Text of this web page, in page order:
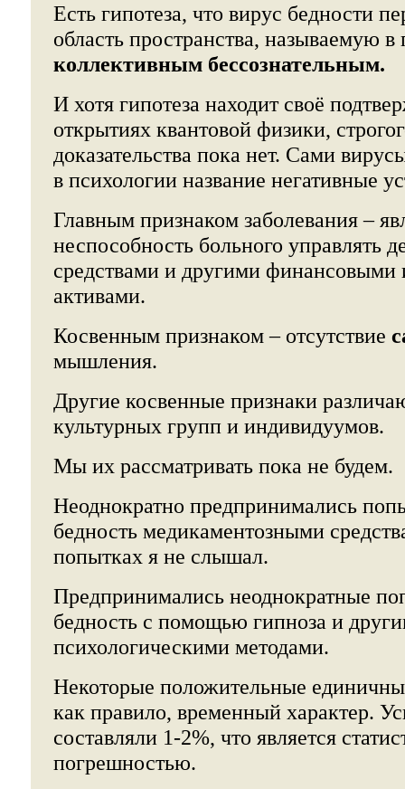
Есть гипотеза, что вирус бедности
область пространства, называемую в
коллективным бессознательным.
И хотя гипотеза находит своё
открытиях квантовой физики,
доказательства пока нет. Сами
в психологии название негативные
Главным признаком заболевания –
неспособность больного управлять
средствами и другими финансовыми
активами.
Косвенным признаком – отсутствие
мышления.
Другие косвенные признаки
культурных групп и индивидуумов.
Мы их рассматривать пока не будем.
Неоднократно предпринимались
бедность медикаментозными
попытках я не слышал.
Предпринимались неоднократные
бедность с помощью гипноза и
психологическими методами.
Некоторые положительные
как правило, временный характер.
составляли 1-2%, что является
погрешностью.